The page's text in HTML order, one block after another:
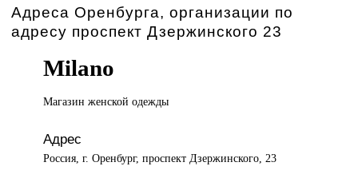
Адреса Оренбурга, организации по
адресу проспект Дзержинского 23
Milano
Магазин женскойодежды
Адрес
Россия, г. Оренбург, проспект Дзержинского, 23